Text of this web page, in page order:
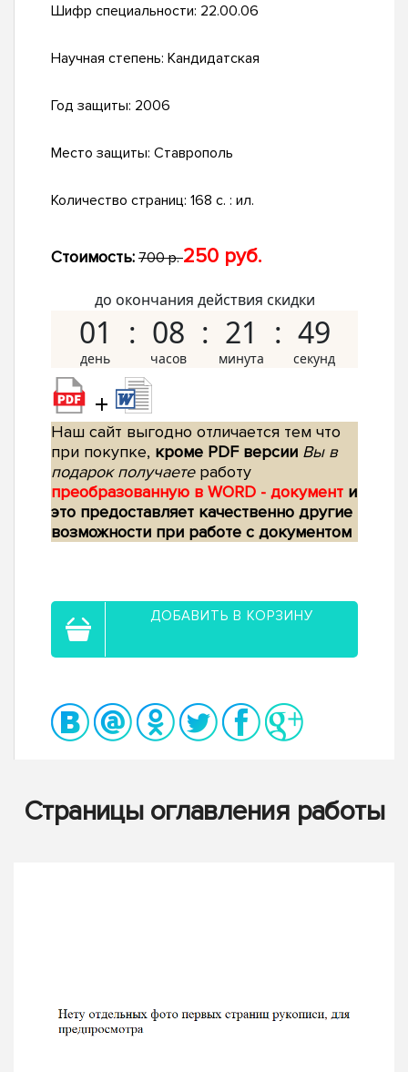
Шифр специальности: 22.00.06
Научная степень: Кандидатская
Год защиты: 2006
Место защиты: Ставрополь
Количество страниц: 168 с. : ил.
Стоимость: 700 р.250 руб.
до окончания действия скидки
01 08 21 48
+
Наш сайт выгодно отличается тем что
при покупке, кроме PDF версии Вы в
подарок получаетеработу
преобразованную в WORD - документ и
это предоставляет качественно другие
возможности при работе с документом
ДОБАВИТЬ В КОРЗИНУ
Страницы оглавления работы